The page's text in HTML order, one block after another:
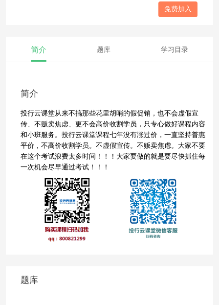
免费加入
简介 题库 学习目录
简介
投行云课堂从来不搞那些花里胡哨的假促销，也不会虚假宣
传、不贩卖焦虑、更不会高价收割学员，只专心做好课程内容
和小班服务。投行云课堂课程七年没有涨过价，一直坚持普惠
平价，不高价收割学员。不虚假宣传。不贩卖焦虑。大家不要
在这个考试浪费太多时间！！！大家要做的就是要尽快抓住每
一次机会尽早通过考试！！！
题库